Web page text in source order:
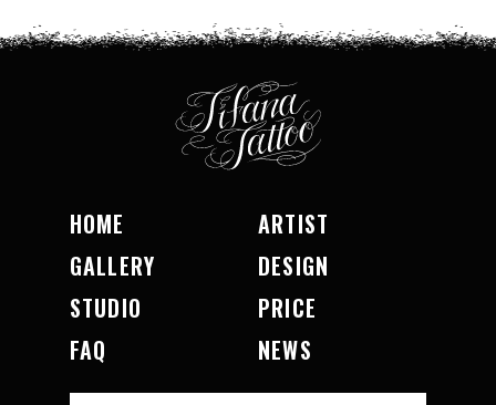
HOME
ARTIST
GALLERY
DESIGN
STUDIO
PRICE
FAQ
NEWS